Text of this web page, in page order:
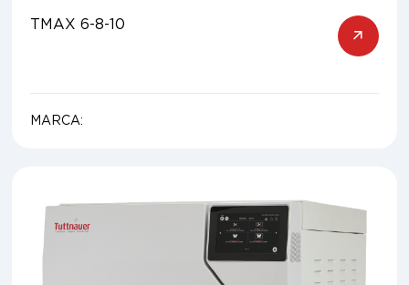
TMAX 6-8-10
MARCA: